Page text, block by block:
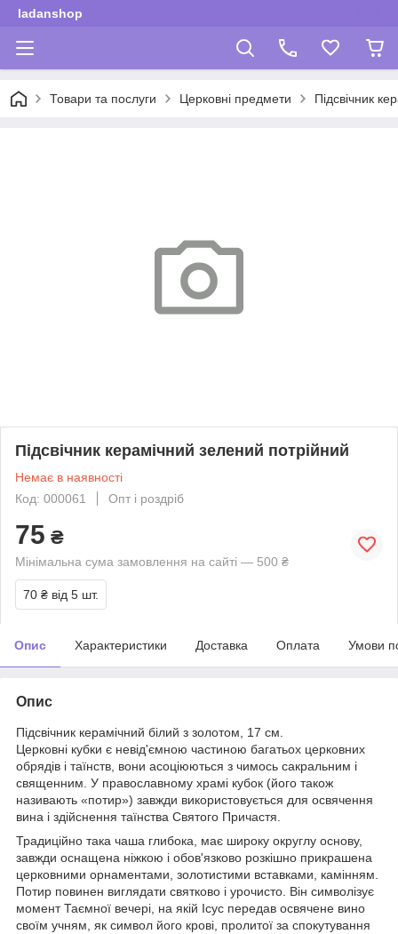
ladanshop
Товари та послуги Церковні предмети Підсвічник
Підсвічник керамічний зелений потрійний
Немає в наявності
Код: 000061
Опт і роздріб
75 ₴
Мінімальна сума замовлення на сайті — 500 ₴
70 ₴ від 5 шт.
Опис Характеристики Доставка Оплата Умови
Опис
Підсвічник керамічний білий з золотом, 17 см.
Церковні кубки є невід'ємною частиною багатьох церковних
обрядів і таїнств, вони асоціюються з чимось сакральним і
священним. У православному храмі кубок (його також
називають «потир») завжди використовується для освячення
вина і здійснення таїнства Святого Причастя.
Традиційно така чаша глибока, має широку округлу основу,
завжди оснащена ніжкою і обов'язково розкішно прикрашена
церковними орнаментами, золотистими вставками, камінням.
Потир повинен виглядати святково і урочисто. Він символізує
момент Таємної вечері, на якій Ісус передав освячене вино
своїм учням, як символ його крові, пролитої за спокутування